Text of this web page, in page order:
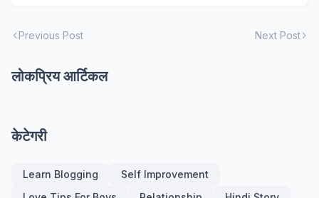
Previous Post Next Post
लोकप्रिय आर्टिकल
केटेगरी
Learn Blogging
Self Improvement